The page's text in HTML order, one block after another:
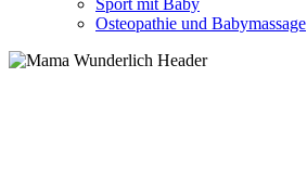
Sport mit Baby
Osteopathie und Babymassage